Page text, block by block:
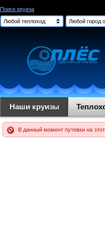
Поиск круиза
Любой теплоход
Любой город
Наши круизы
В данный момент путевки на